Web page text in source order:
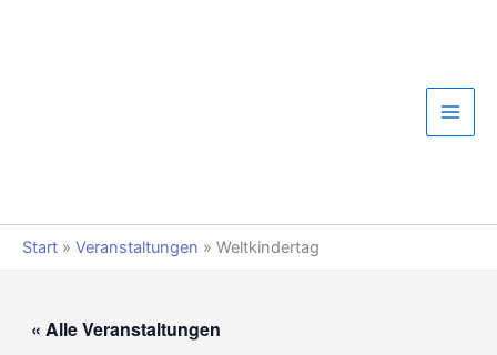
Start » Veranstaltungen » Weltkindertag
« Alle Veranstaltungen